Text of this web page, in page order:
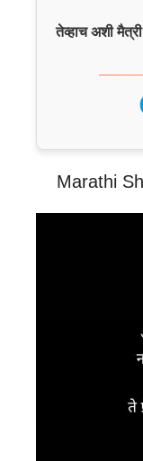
तेव्हाच अशी
Marathi